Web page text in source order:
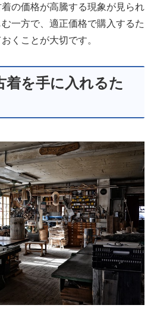
の価格が高騰する現象が見られ
一方で、適正価格で購入するた
くことが大切です。
着を手に入れるた